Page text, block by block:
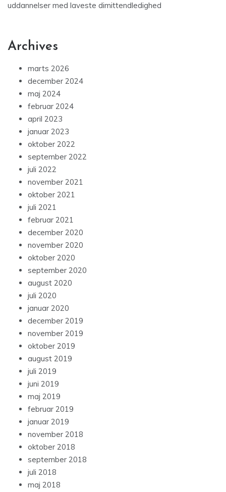
uddannelser med laveste dimittendledighed
Archives
marts 2026
december 2024
maj 2024
februar 2024
april 2023
januar 2023
oktober 2022
september 2022
juli 2022
november 2021
oktober 2021
juli 2021
februar 2021
december 2020
november 2020
oktober 2020
september 2020
august 2020
juli 2020
januar 2020
december 2019
november 2019
oktober 2019
august 2019
juli 2019
juni 2019
maj 2019
februar 2019
januar 2019
november 2018
oktober 2018
september 2018
juli 2018
maj 2018